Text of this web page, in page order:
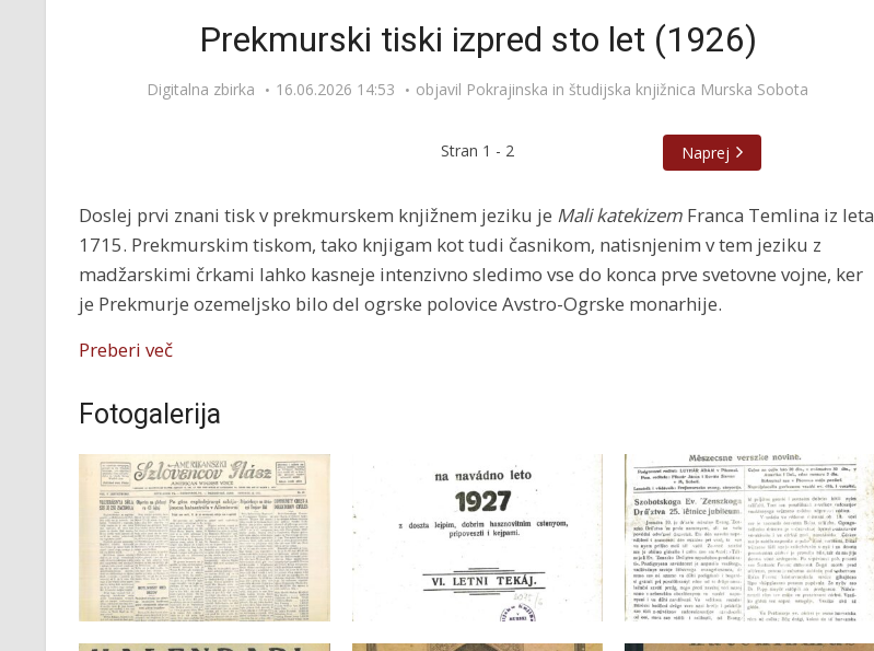
Prekmurski tiski izpred sto let (1926)
Digitalna zbirka 16.06.2026 14:53 objavil Pokrajinska in študijska knjižnica Murska Sobota
Stran 1 - 2 Naprej
Doslej prvi znani tisk v prekmurskem knjižnem jeziku je Mali katekizem Franca Temlina iz leta
1715. Prekmurskim tiskom, tako knjigam kot tudi časnikom, natisnjenim v tem jeziku z
madžarskimi črkami lahko kasneje intenzivno sledimo vse do konca prve svetovne vojne, ker
je Prekmurje ozemeljsko bilo del ogrske polovice Avstro-Ogrske monarhije.
Preberi več
Fotogalerija